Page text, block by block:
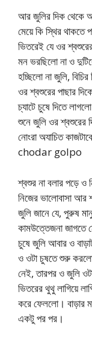
আর জুলির দিক থেকে
মেয়ে কি স্থির থাকতে
ভিতরেই যে ওর
মন ভরছিলো না ও
হচ্ছিলো না জুলি,
ওর শ্বশুরের পাছার
চ্যাটে চুষে দিতে
শুনে জুলি ওর শ্বশুরের
নোংরা অযাচিত
chodar golpo
শ্বশুর না বলার পড়ে ও
নিজের ভালোবাসা আর
জুলি জানে যে, পুরুষ
কামউত্তেজনা জাগতে
চুষে জুলি আবার ও
ও ওটা চুষতে শুরু
নেই, তারপর ও জুলি
ভিতরের থুথু লাগিয়ে
করে ফেললো। বাড়ার
একটু পর পর।